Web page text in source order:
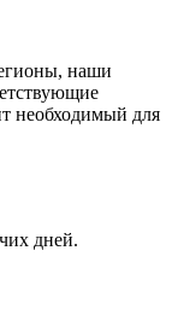
наши
необходимый для
дней.